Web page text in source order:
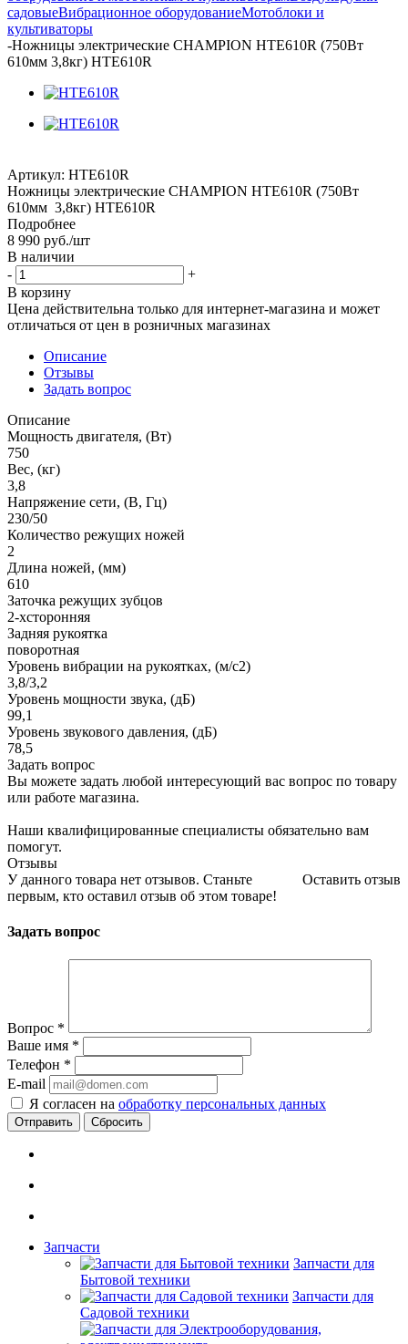
садовыеВибрационное оборудованиеМотоблоки и
культиваторы
-Ножницы электрические CHAMPION HTE610R (750Вт
610мм 3,8кг) HTE610R
Артикул: HTE610R
Ножницы электрические CHAMPION HTE610R (750Вт
610мм 3,8кг) HTE610R
Подробнее
8 990 руб./шт
В наличии
-
+
В корзину
Цена действительна только для интернет-магазина и может
отличаться от цен в розничных магазинах
Описание
Отзывы
Задать вопрос
Описание
Мощность двигателя, (Вт)
750
Вес, (кг)
3,8
Напряжение сети, (В, Гц)
230/50
Количество режущих ножей
2
Длина ножей, (мм)
610
Заточка режущих зубцов
2-хсторонняя
Задняя рукоятка
поворотная
Уровень вибрации на рукоятках, (м/с2)
3,8/3,2
Уровень мощности звука, (дБ)
99,1
Уровень звукового давления, (дБ)
78,5
Задать вопрос
Вы можете задать любой интересующий вас вопрос по товару
или работе магазина.
Наши квалифицированные специалисты обязательно вам
помогут.
Отзывы
Оставить отзыв
У данного товара нет отзывов. Станьте
первым, кто оставил отзыв об этом товаре!
Задать вопрос
Вопрос *
Ваше имя *
Телефон *
E-mail
Я согласен на обработку персональных данных
Сбросить
Запчасти
Запчасти для
Бытовой техники
Запчасти для
Садовой техники